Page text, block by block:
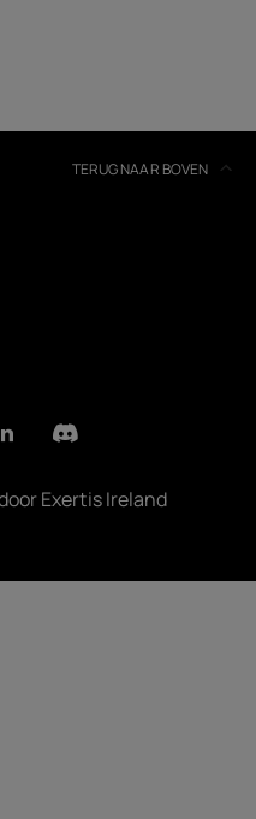
TERUG NAAR BOVEN
Exertis Ireland